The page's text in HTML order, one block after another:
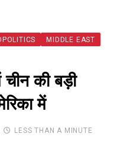
MIDDLE EAST
की बड़ी
में
LESS THAN A MINUTE